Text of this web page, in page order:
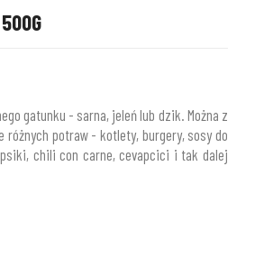
gatunku - sarna, jeleń lub dzik. Można z
różnych potraw - kotlety, burgery, sosy do
chili con carne, cevapcici i tak dalej